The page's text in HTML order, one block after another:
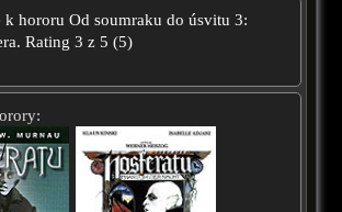
k hororu Od soumraku do úsvitu 3:
Rating 3 z 5 (5)